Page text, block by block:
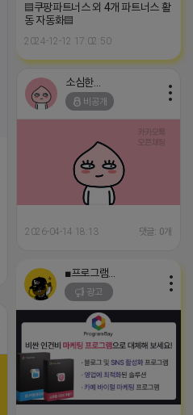
▤쿠팡파트너스 외 4개 파트너스 활
동 자동화▤
2024-12-12 17:02:50
소심한 네오
비공개
2026-04-14 18:13 댓글: 0개
광고